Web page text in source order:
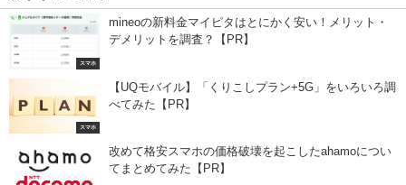
スマホ
mineoの新料金マイピタはとにかく安い！メリット・
デメリットを調査？【PR】
スマホ
【UQモバイル】「くりこしプラン+5G」をいろいろ調
べてみた【PR】
改めて格安スマホの価格破壊を起こしたahamoについ
てまとめてみた【PR】